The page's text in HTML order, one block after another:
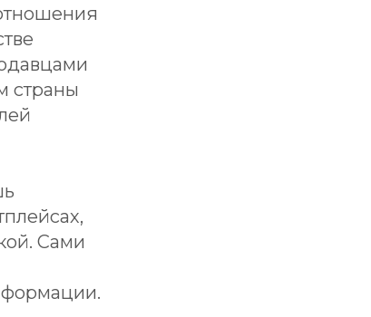
страны
Сами